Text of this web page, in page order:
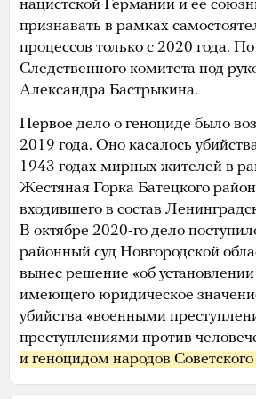
нацистской Германии и ее
признавать в рамках
процессов только с 2020 года.
Следственного комитета под
Александра Бастрыкина.
Первое дело о геноциде было
2019 года. Оно касалось
1943 годах мирных жителей в
Жестяная Горка Батецкого
входившего в состав
В октябре 2020-го дело
районный суд Новгородской
вынес решение «об
имеющего юридическое
убийства «военными
преступлениями против
и геноцидом народов